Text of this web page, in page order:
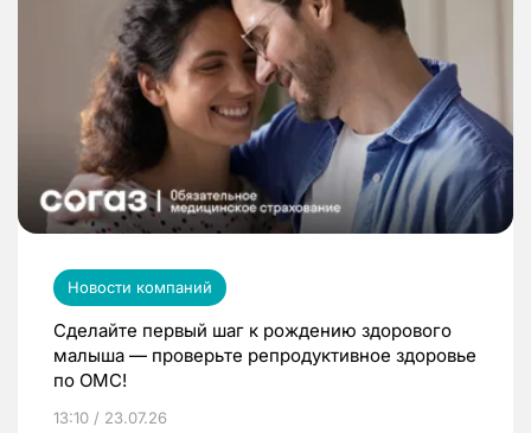
Новости компаний
Сделайте первый шаг к рождению здорового
малыша — проверьте репродуктивное здоровье
по ОМС!
13:10 / 23.07.26